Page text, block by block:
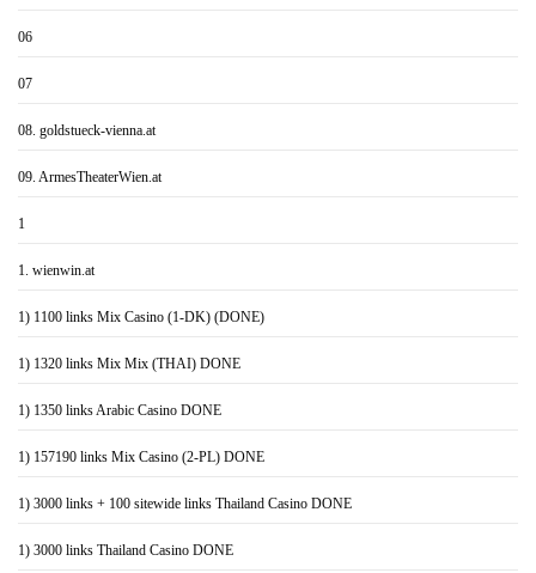
06
07
08. goldstueck-vienna.at
09. ArmesTheaterWien.at
1
1. wienwin.at
1) 1100 links Mix Casino (1-DK) (DONE)
1) 1320 links Mix Mix (THAI) DONE
1) 1350 links Arabic Casino DONE
1) 157190 links Mix Casino (2-PL) DONE
1) 3000 links + 100 sitewide links Thailand Casino DONE
1) 3000 links Thailand Casino DONE